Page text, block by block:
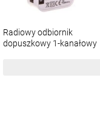
Radiowy odbiornik
dopuszkowy 1-kanałowy